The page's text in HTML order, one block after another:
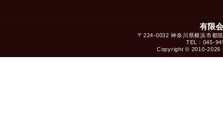
有限
〒224-0032 神奈川県横浜市都
TEL：045-
Copyright © 2010-2026